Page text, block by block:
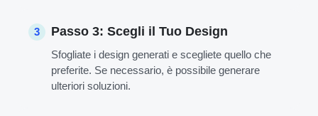
3 Passo 3: Scegli il Tuo Design
Sfogliate i design generati e scegliete quello che
preferite. Se necessario, è possibile generare
ulteriori soluzioni.